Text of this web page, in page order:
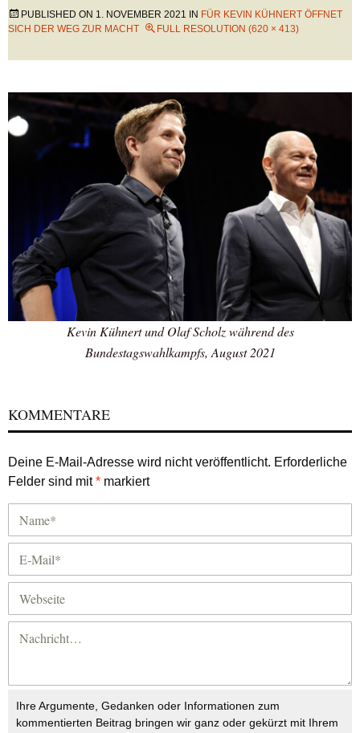
PUBLISHED ON 1. NOVEMBER 2021 IN FÜR KEVIN KÜHNERT ÖFFNET
SICH DER WEG ZUR MACHT
FULL RESOLUTION (620 × 413)
Kevin Kühnert und Olaf Scholz während des
Bundestagswahlkampfs, August 2021
KOMMENTARE
Deine E-Mail-Adresse wird nicht veröffentlicht. Erforderliche
Felder sind mit* markiert
Ihre Argumente, Gedanken oder Informationen zum
kommentierten Beitrag bringen wir ganz oder gekürzt mit Ihrem